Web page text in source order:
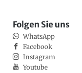
Folgen Sie uns
WhatsApp
Facebook
Instagram
Youtube